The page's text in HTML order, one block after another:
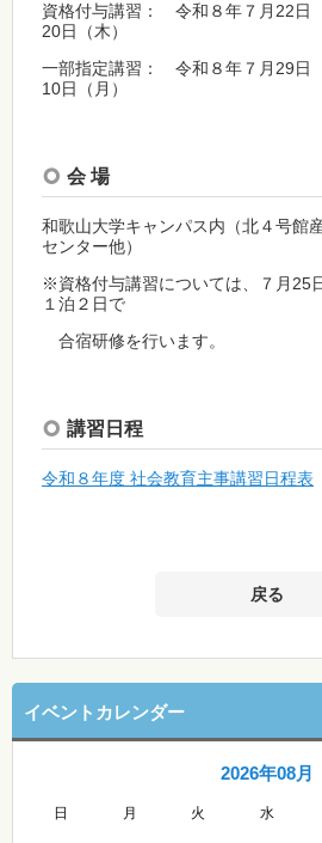
資格付与講習： 令和８年７月22日
20日（木）
一部指定講習： 令和８年７月29日
10日（月）
会 場
和歌山大学キャンパス内（北４号館
センター他）
※資格付与講習については、７月25
１泊２日で
合宿研修を行います。
講習日程
令和８年度 社会教育主事講習日程表
戻る
イベントカレンダー
2026年08月
日 月 火 水